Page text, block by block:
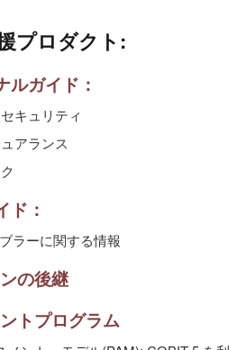
プロダクト:
ルガイド：
キュリティ
アランス
ド：
ラーに関する情報
の後継
トプログラム